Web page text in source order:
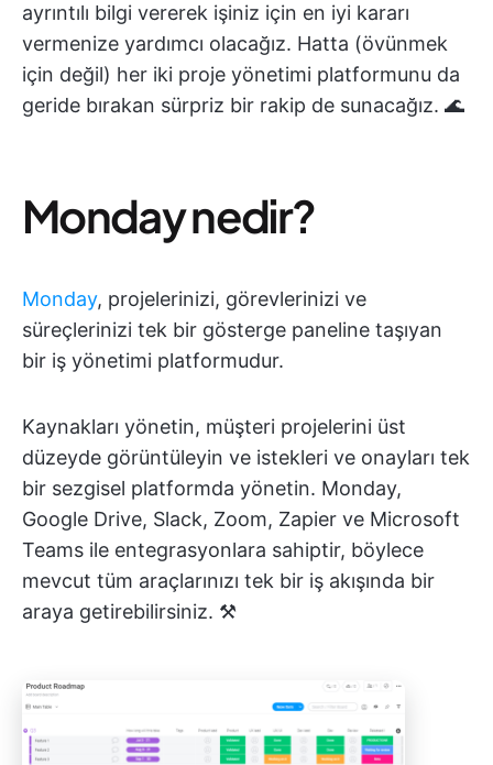
ayrıntılı bilgi vererek işiniz için en iyi kararı
vermenize yardımcı olacağız. Hatta (övünmek
için değil) her iki proje yönetimi platformunu da
geride bırakan sürpriz bir rakip de sunacağız. 🌊
Monday nedir?
Monday, projelerinizi, görevlerinizi ve
süreçlerinizi tek bir gösterge paneline taşıyan
bir iş yönetimi platformudur.
Kaynakları yönetin, müşteri projelerini üst
düzeyde görüntüleyin ve istekleri ve onayları tek
bir sezgisel platformda yönetin. Monday,
Google Drive, Slack, Zoom, Zapier ve Microsoft
Teams ile entegrasyonlara sahiptir, böylece
mevcut tüm araçlarınızı tek bir iş akışında bir
araya getirebilirsiniz. ⚒️